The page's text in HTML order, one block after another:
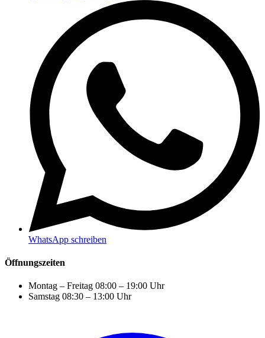
WhatsApp schreiben
Öffnungszeiten
Montag – Freitag 08:00 – 19:00 Uhr
Samstag 08:30 – 13:00 Uhr